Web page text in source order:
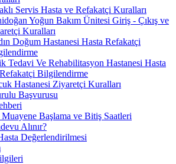
Servis Hasta ve Refakatçi Kuralları
Yoğun Bakım Ünitesi Giriş - Çıkış ve
Kuralları
Doğum Hastanesi Hasta Refakatçi
Tedavi Ve Rehabilitasyon Hastanesi Hasta
Bilgilendirme
Hastanesi Ziyaretçi Kuralları
Başvurusu
Başlama ve Bitiş Saatleri
Alınır?
Değerlendirilmesi